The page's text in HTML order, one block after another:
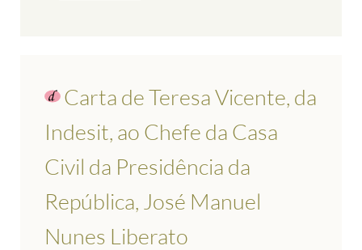
Carta de Teresa Vicente, da
Indesit, ao Chefe da Casa
Civil da Presidência da
República, José Manuel
Nunes Liberato